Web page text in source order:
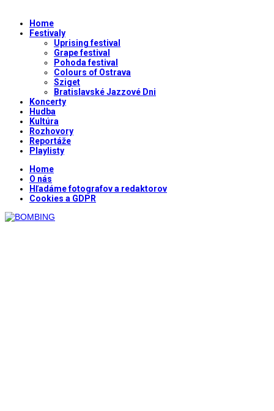
Home
Festivaly
Uprising festival
Grape festival
Pohoda festival
Colours of Ostrava
Sziget
Bratislavské Jazzové Dni
Koncerty
Hudba
Kultúra
Rozhovory
Reportáže
Playlisty
Home
O nás
Hľadáme fotografov a redaktorov
Cookies a GDPR